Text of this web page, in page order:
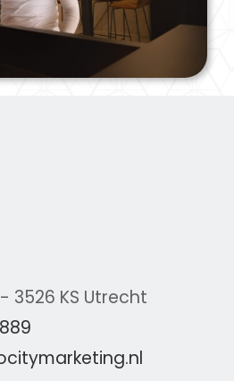
3526 KS Utrecht